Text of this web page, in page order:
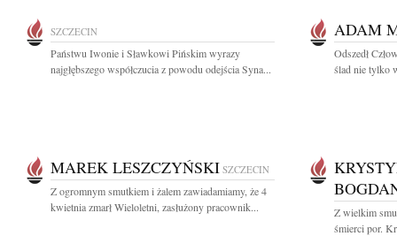
SZCZECIN
Państwu Iwonie i Sławkowi Pińskim wyrazy
najgłębszego współczucia z powodu odejścia Syna...
ADAM
Odszedł
ślad nie tylko
MAREK LESZCZYŃSKI SZCZECIN
Z ogromnym smutkiem i żalem zawiadamiamy, że 4
kwietnia zmarł Wieloletni, zasłużony pracownik...
Z wielkim
śmierci por.